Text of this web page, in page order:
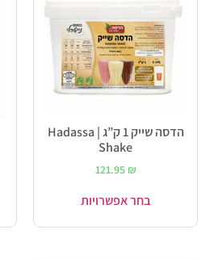
הדסה שייק 1 ק”ג | Hadassa
Shake
121.95 ₪
בחר אפשרויות